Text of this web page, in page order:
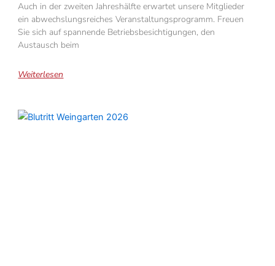
Auch in der zweiten Jahreshälfte erwartet unsere Mitglieder
ein abwechslungsreiches Veranstaltungsprogramm. Freuen
Sie sich auf spannende Betriebsbesichtigungen, den
Austausch beim
Weiterlesen